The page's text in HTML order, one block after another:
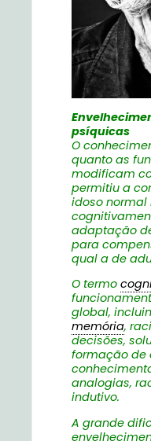
psíquicas
O
quanto as
modificam
permitiu a
idoso
adaptação
para
qual a de
O termo
global,
memória,
decisões,
formação de
analogias,
indutivo.
A grande